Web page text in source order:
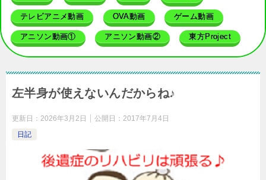
テレビアニメ動画 OVA動画 ゲーム動画
アニソン動画① アニソン動画② 東方Project
左半身が使えないんだからね♪
更新日： 2026年3月2日 公開日： 2017年7月4日
日記